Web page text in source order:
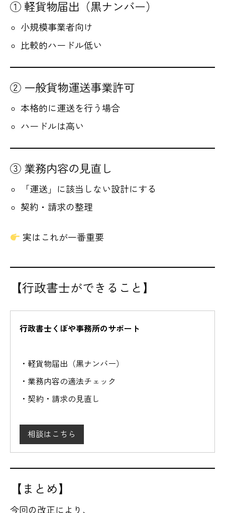
① 軽貨物届出（黒ナンバー）
小規模事業者向け
比較的ハードル低い
② 一般貨物運送事業許可
本格的に運送を行う場合
ハードルは高い
③ 業務内容の見直し
「運送」に該当しない設計にする
契約・請求の整理
実はこれが一番重要
【行政書士ができること】
行政書士くぼや事務所のサポート
・軽貨物届出（黒ナンバー）
・業務内容の適法チェック
・契約・請求の見直し
相談はこちら
【まとめ】
今回の改正により、